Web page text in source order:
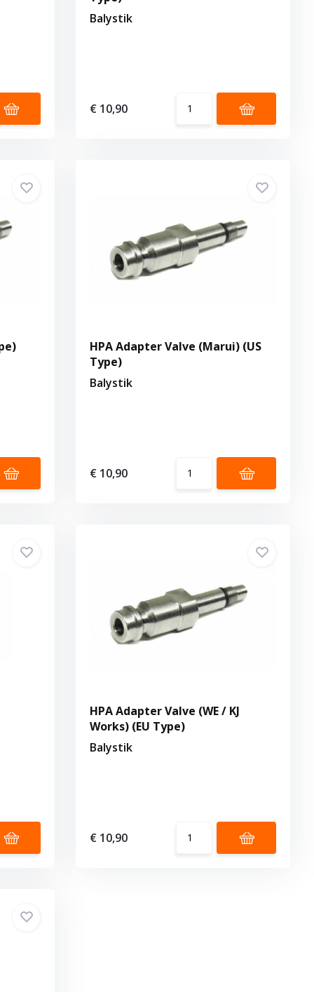
Balystik
€ 10,90
HPA Adapter Valve (Marui) (US
Type)
Balystik
€ 10,90
HPA Adapter Valve (WE / KJ
Works) (EU Type)
Balystik
€ 10,90